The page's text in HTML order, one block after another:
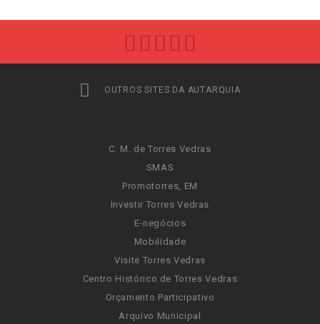
OUTROS SITES DA AUTARQUIA
C. M. de Torres Vedras
SMAS
Promotorres, EM
Investir Torres Vedras
E-negócios
Mobilidade
Visite Torres Vedras
Centro Histórico de Torres Vedras
Orçamento Participativo
Arquivo Municipal